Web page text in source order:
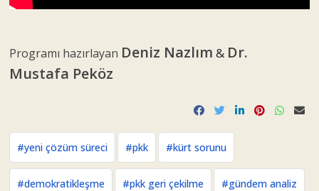
Programı hazırlayan Deniz Nazlım & Dr.
Mustafa Peköz
#yeni çözüm süreci #pkk #kürt sorunu
#demokratikleşme #pkk geri çekilme #gündem analiz